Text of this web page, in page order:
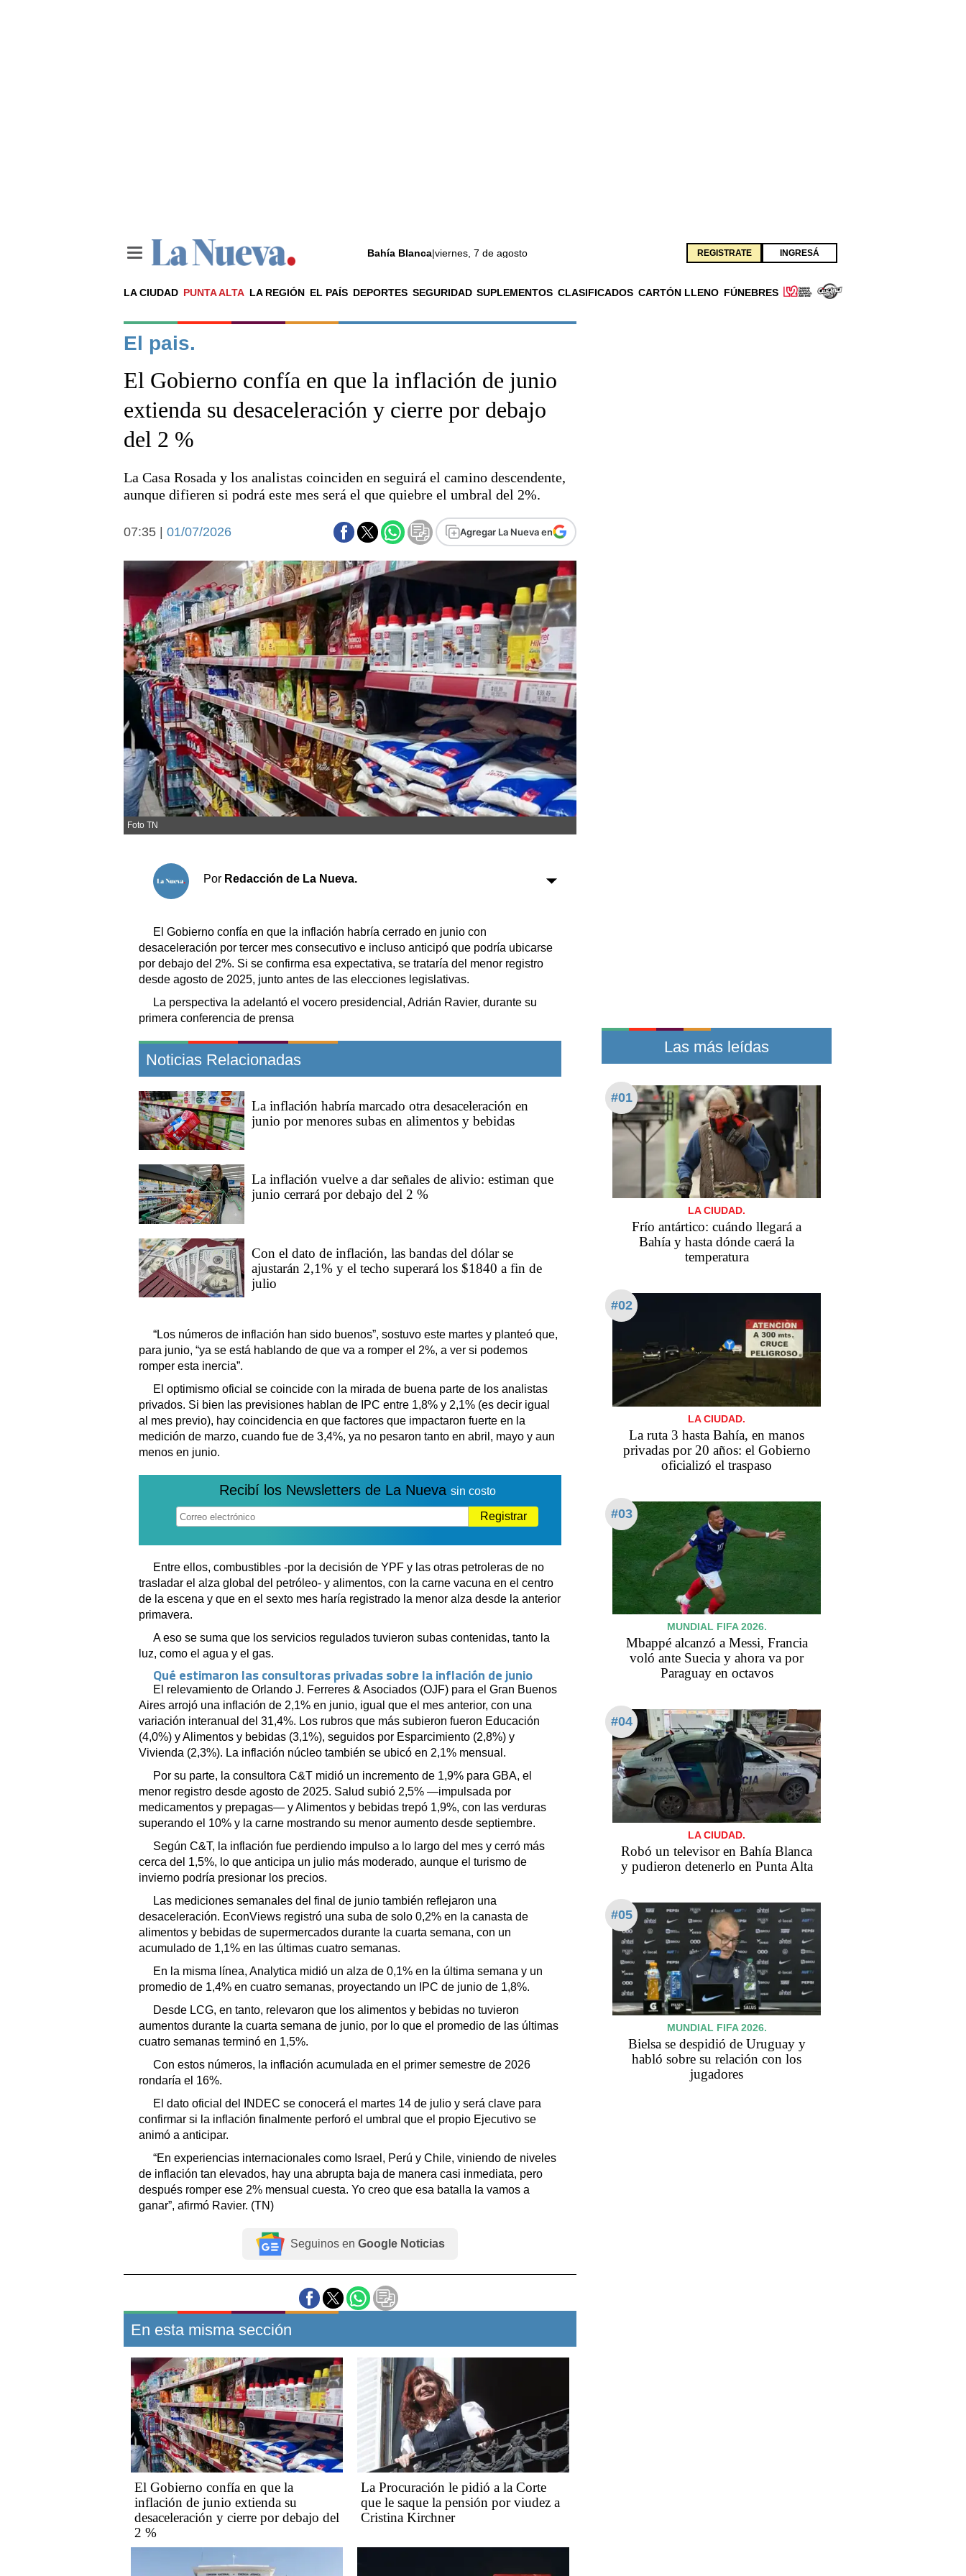
Bahía Blanca|viernes, 7 de agosto REGISTRATE INGRESÁ
LA CIUDAD PUNTA ALTA LA REGIÓN EL PAÍS DEPORTES SEGURIDAD SUPLEMENTOS CLASIFICADOS CARTÓN LLENO FÚNEBRES
Noticias
La ciudad
El país
Seguridad
Liga del Sur
Básquetbol
Federal A
Arte y cultura
Cines
Economía y campo
Economía y finanzas
Con el campo
Espacio empresas
Sociedad y tiempo libre
Sociedad
Tecnología
Turismo
Salud
Es viral
El tiempo
Fúnebres
Clasificados
Horóscopo
Suplementos
Servicios
Transportes
Fúnebres
Edictos
Teléfonos de urgencia
El pais.
El Gobierno confía en que la inflación de junio
extienda su desaceleración y cierre por debajo
del 2 %
La Casa Rosada y los analistas coinciden en seguirá el camino descendente,
aunque difieren si podrá este mes será el que quiebre el umbral del 2%.
Agregar La Nueva en
07:35 | 01/07/2026
Foto TN
Por Redacción de La Nueva.
El Gobierno confía en que la inflación habría cerrado en junio con
desaceleración por tercer mes consecutivo e incluso anticipó que podría ubicarse
por debajo del 2%. Si se confirma esa expectativa, se trataría del menor registro
desde agosto de 2025, junto antes de las elecciones legislativas.
La perspectiva la adelantó el vocero presidencial, Adrián Ravier, durante su
primera conferencia de prensa
Noticias Relacionadas
La inflación habría marcado otra desaceleración en
junio por menores subas en alimentos y bebidas
La inflación vuelve a dar señales de alivio: estiman que
junio cerrará por debajo del 2 %
Con el dato de inflación, las bandas del dólar se
ajustarán 2,1% y el techo superará los $1840 a fin de
julio
“Los números de inflación han sido buenos”, sostuvo este martes y planteó que,
para junio, “ya se está hablando de que va a romper el 2%, a ver si podemos
romper esta inercia”.
El optimismo oficial se coincide con la mirada de buena parte de los analistas
privados. Si bien las previsiones hablan de IPC entre 1,8% y 2,1% (es decir igual
al mes previo), hay coincidencia en que factores que impactaron fuerte en la
medición de marzo, cuando fue de 3,4%, ya no pesaron tanto en abril, mayo y aun
menos en junio.
Recibí los Newsletters de La Nueva sin costo
Registrar
Entre ellos, combustibles -por la decisión de YPF y las otras petroleras de no
trasladar el alza global del petróleo- y alimentos, con la carne vacuna en el centro
de la escena y que en el sexto mes haría registrado la menor alza desde la anterior
primavera.
A eso se suma que los servicios regulados tuvieron subas contenidas, tanto la
luz, como el agua y el gas.
Qué estimaron las consultoras privadas sobre la inflación de junio
El relevamiento de Orlando J. Ferreres & Asociados (OJF) para el Gran Buenos
Aires arrojó una inflación de 2,1% en junio, igual que el mes anterior, con una
variación interanual del 31,4%. Los rubros que más subieron fueron Educación
(4,0%) y Alimentos y bebidas (3,1%), seguidos por Esparcimiento (2,8%) y
Vivienda (2,3%). La inflación núcleo también se ubicó en 2,1% mensual.
Por su parte, la consultora C&T midió un incremento de 1,9% para GBA, el
menor registro desde agosto de 2025. Salud subió 2,5% —impulsada por
medicamentos y prepagas— y Alimentos y bebidas trepó 1,9%, con las verduras
superando el 10% y la carne mostrando su menor aumento desde septiembre.
Según C&T, la inflación fue perdiendo impulso a lo largo del mes y cerró más
cerca del 1,5%, lo que anticipa un julio más moderado, aunque el turismo de
invierno podría presionar los precios.
Las mediciones semanales del final de junio también reflejaron una
desaceleración. EconViews registró una suba de solo 0,2% en la canasta de
alimentos y bebidas de supermercados durante la cuarta semana, con un
acumulado de 1,1% en las últimas cuatro semanas.
En la misma línea, Analytica midió un alza de 0,1% en la última semana y un
promedio de 1,4% en cuatro semanas, proyectando un IPC de junio de 1,8%.
Desde LCG, en tanto, relevaron que los alimentos y bebidas no tuvieron
aumentos durante la cuarta semana de junio, por lo que el promedio de las últimas
cuatro semanas terminó en 1,5%.
Con estos números, la inflación acumulada en el primer semestre de 2026
rondaría el 16%.
El dato oficial del INDEC se conocerá el martes 14 de julio y será clave para
confirmar si la inflación finalmente perforó el umbral que el propio Ejecutivo se
animó a anticipar.
“En experiencias internacionales como Israel, Perú y Chile, viniendo de niveles
de inflación tan elevados, hay una abrupta baja de manera casi inmediata, pero
después romper ese 2% mensual cuesta. Yo creo que esa batalla la vamos a
ganar”, afirmó Ravier. (TN)
Seguinos en Google Noticias
En esta misma sección
El Gobierno confía en que la
inflación de junio extienda su
desaceleración y cierre por debajo del
2 %
La Procuración le pidió a la Corte
que le saque la pensión por viudez a
Cristina Kirchner
Las más leídas
#01
LA CIUDAD.
Frío antártico: cuándo llegará a
Bahía y hasta dónde caerá la
temperatura
#02
LA CIUDAD.
La ruta 3 hasta Bahía, en manos
privadas por 20 años: el Gobierno
oficializó el traspaso
#03
MUNDIAL FIFA 2026.
Mbappé alcanzó a Messi, Francia
voló ante Suecia y ahora va por
Paraguay en octavos
#04
LA CIUDAD.
Robó un televisor en Bahía Blanca
y pudieron detenerlo en Punta Alta
#05
MUNDIAL FIFA 2026.
Bielsa se despidió de Uruguay y
habló sobre su relación con los
jugadores